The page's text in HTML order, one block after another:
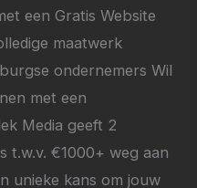
een Gratis Website
maatwerk
ondernemers Wil
met een
Media geeft 2
t.w.v. €1000+ weg aan
unieke kans om jouw